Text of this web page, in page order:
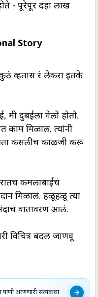
- पूरेपूर दहा लाख
Story
व्हतास रं लेकरा इतके
दुबईला गेलो होतो.
काम मिळालं. त्यांनी
कसलीच काळजी करू
कमलाबाईंचं
मिळालं. हळूहळू त्या
वातावरण आलं.
विचित्र बदल जाणवू
पाणी आणणारी सत्यकथा